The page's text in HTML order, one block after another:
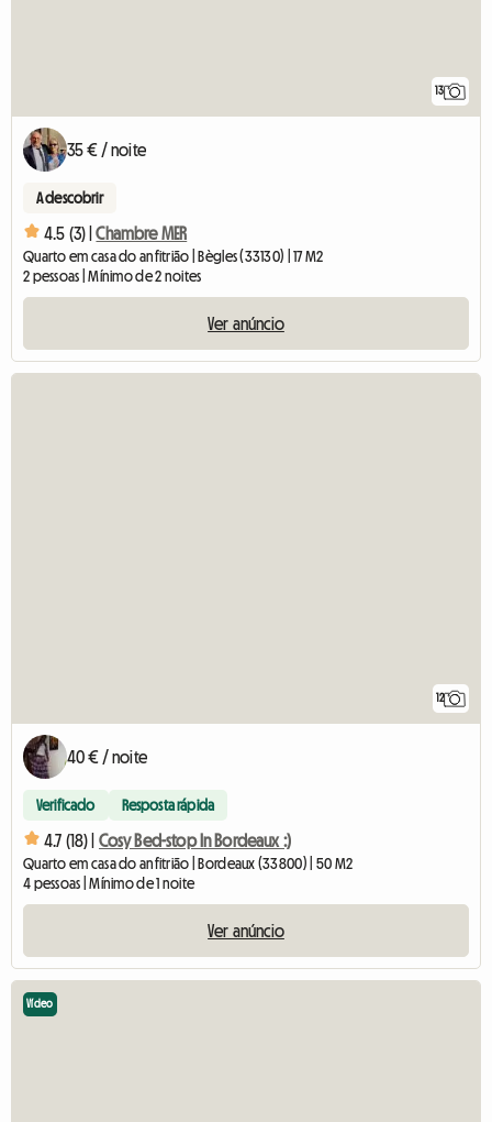
13
35 € / noite
A descobrir
4.5 (3) | Chambre MER
Quarto em casa do anfitrião | Bègles (33130) | 17 M2
2 pessoas | Mínimo de 2 noites
Ver anúncio
12
40 € / noite
Verificado Resposta rápida
4.7 (18) | Cosy Bed-stop In Bordeaux :)
Quarto em casa do anfitrião | Bordeaux (33800) | 50 M2
4 pessoas | Mínimo de 1 noite
Ver anúncio
Vídeo